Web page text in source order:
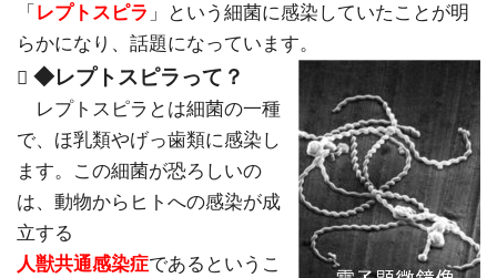
「 レプトスピラ 」という細菌に感染していたことが明
らかになり、話題になっています。
 ◆レプトスピラって？
レプトスピラとは細菌の一種
で、ほ乳類やげっ歯類に感染し
ます。この細菌が恐ろしいの
は、動物からヒトへの感染が成
立する
人獣共通感染症であるというこ